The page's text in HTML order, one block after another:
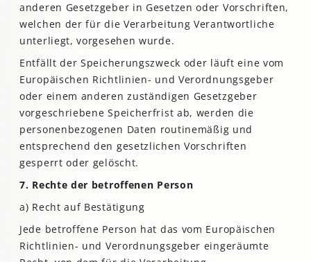
anderen Gesetzgeber in Gesetzen oder Vorschriften,
welchen der für die Verarbeitung Verantwortliche
unterliegt, vorgesehen wurde.
Entfällt der Speicherungszweck oder läuft eine vom
Europäischen Richtlinien- und Verordnungsgeber
oder einem anderen zuständigen Gesetzgeber
vorgeschriebene Speicherfrist ab, werden die
personenbezogenen Daten routinemäßig und
entsprechend den gesetzlichen Vorschriften
gesperrt oder gelöscht.
7. Rechte der betroffenen Person
a) Recht auf Bestätigung
Jede betroffene Person hat das vom Europäischen
Richtlinien- und Verordnungsgeber eingeräumte